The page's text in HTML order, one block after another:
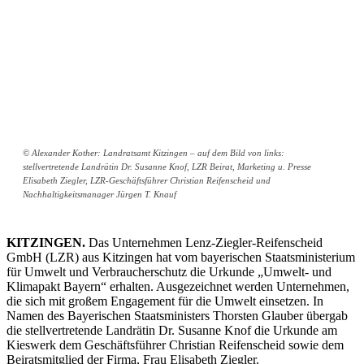
© Alexander Kother: Landratsamt Kitzingen – auf dem Bild von links:
stellvertretende Landrätin Dr. Susanne Knof, LZR Beirat, Marketing u. Presse
Elisabeth Ziegler, LZR-Geschäftsführer Christian Reifenscheid und
Nachhaltigkeitsmanager Jürgen T. Knauf
KITZINGEN. Das Unternehmen Lenz-Ziegler-Reifenscheid
GmbH (LZR) aus Kitzingen hat vom bayerischen Staatsministerium
für Umwelt und Verbraucherschutz die Urkunde „Umwelt- und
Klimapakt Bayern“ erhalten. Ausgezeichnet werden Unternehmen,
die sich mit großem Engagement für die Umwelt einsetzen. In
Namen des Bayerischen Staatsministers Thorsten Glauber übergab
die stellvertretende Landrätin Dr. Susanne Knof die Urkunde am
Kieswerk dem Geschäftsführer Christian Reifenscheid sowie dem
Beiratsmitglied der Firma, Frau Elisabeth Ziegler.